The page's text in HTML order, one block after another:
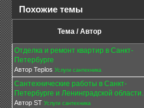
Похожие темы
Тема / Автор
Отделка и ремонт квартир в Санкт-
Петербурге
Автор Teplos Услуги сантехника
Сантехнические работы в Санкт-
Петербурге и Ленинградской области.
Автор ST Услуги сантехника